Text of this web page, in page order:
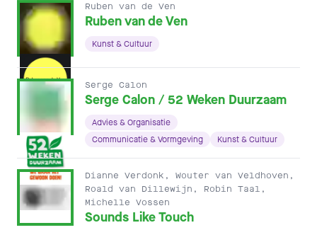
Ruben van de Ven
Ruben van de Ven
Kunst & Cultuur
Serge Calon
Serge Calon / 52 Weken Duurzaam
Advies & Organisatie
Communicatie & Vormgeving
Kunst & Cultuur
Dianne Verdonk, Wouter van Veldhoven,
Roald van Dillewijn, Robin Taal,
Michelle Vossen
Sounds Like Touch